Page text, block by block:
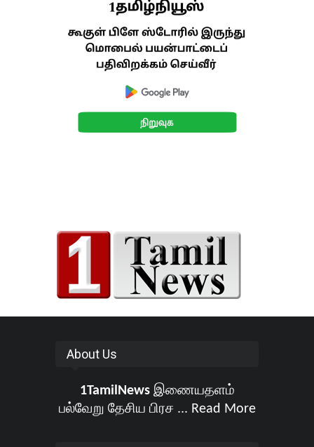
About Us
1TamilNewsஇணையதளம்
பல்வேறு தேசிய பிரச ... Read More